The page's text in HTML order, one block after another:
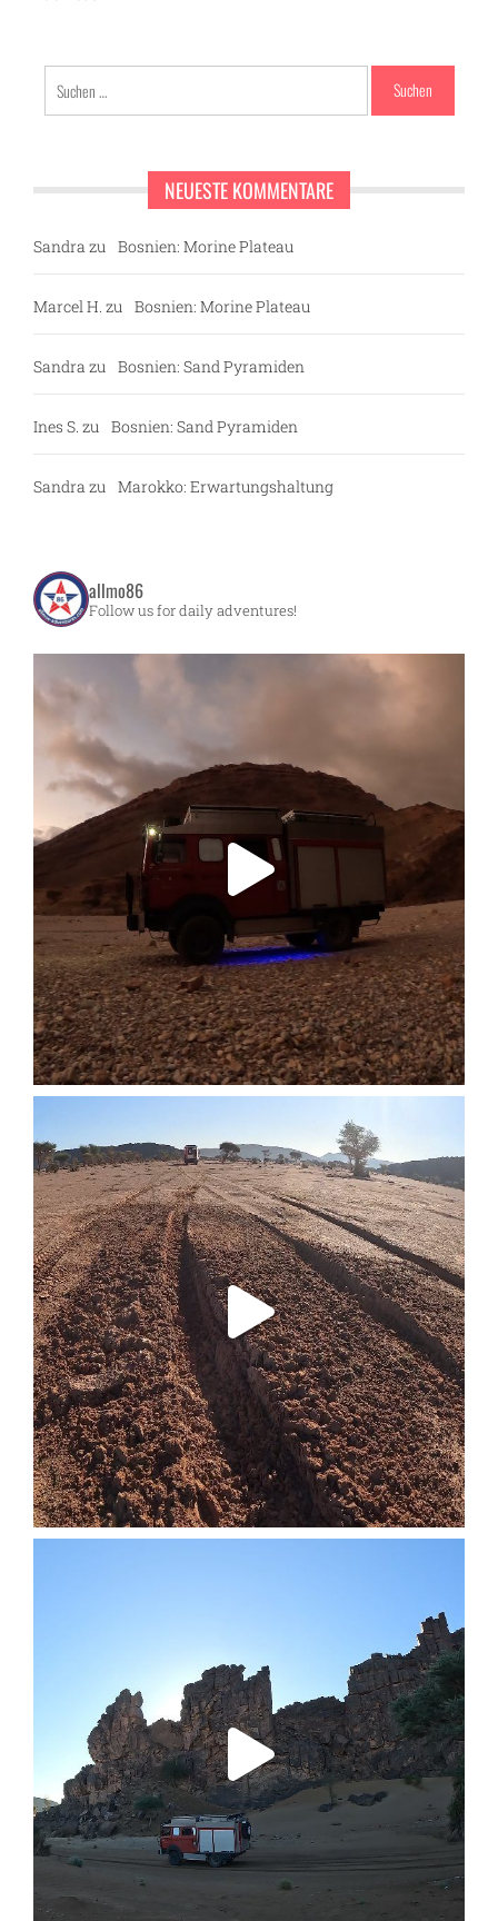
nach:
NEUESTE KOMMENTARE
Sandra zu Bosnien: Morine Plateau
Marcel H. zu Bosnien: Morine Plateau
Sandra zu Bosnien: Sand Pyramiden
Ines S. zu Bosnien: Sand Pyramiden
Sandra zu Marokko: Erwartungshaltung
allmo86
Follow us for daily adventures!